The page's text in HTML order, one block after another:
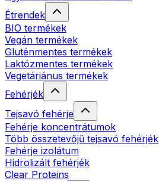
Étrendek
BIO termékek
Vegán termékek
Gluténmentes termékek
Laktózmentes termékek
Vegetáriánus termékek
Fehérjék
Tejsavó fehérje
Fehérje koncentrátumok
Több összetevőjű tejsavó fehérjék
Fehérje izolátum
Hidrolizált fehérjék
Clear Proteins